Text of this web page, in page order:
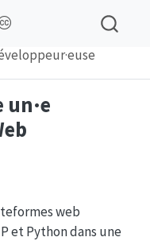
web
et Python dans une